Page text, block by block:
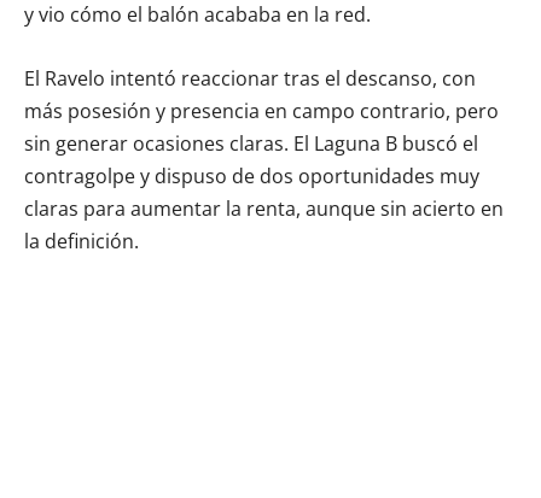
y vio cómo el balón acababa en la red.
El Ravelo intentó reaccionar tras el descanso, con
más posesión y presencia en campo contrario, pero
sin generar ocasiones claras. El Laguna B buscó el
contragolpe y dispuso de dos oportunidades muy
claras para aumentar la renta, aunque sin acierto en
la definición.